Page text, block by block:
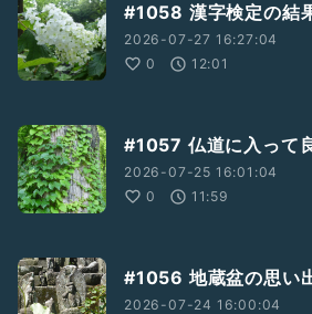
#1058 漢字検定の結
2026-07-27 16:27:04
0
12:01
#1057 仏道に入って
2026-07-25 16:01:04
0
11:59
#1056 地蔵盆の思い
2026-07-24 16:00:04